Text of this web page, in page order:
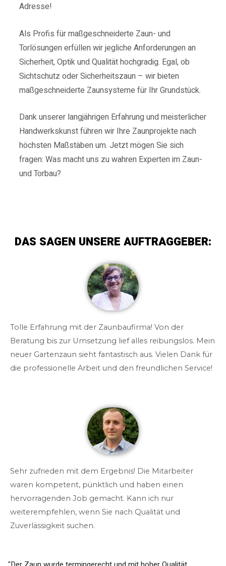
Adresse!
Als Profis für maßgeschneiderte Zaun- und
Torlösungen erfüllen wir jegliche Anforderungen an
Sicherheit, Optik und Qualität hochgradig. Egal, ob
Sichtschutz oder Sicherheitszaun – wir bieten
maßgeschneiderte Zaunsysteme für Ihr Grundstück.
Dank unserer langjährigen Erfahrung und meisterlicher
Handwerkskunst führen wir Ihre Zaunprojekte nach
höchsten Maßstäben um. Jetzt mögen Sie sich
fragen: Was macht uns zu wahren Experten im Zaun-
und Torbau?
DAS SAGEN UNSERE AUFTRAGGEBER:
Tolle Erfahrung mit der Zaunbaufirma! Von der
Beratung bis zur Umsetzung lief alles reibungslos. Mein
neuer Gartenzaun sieht fantastisch aus. Vielen Dank für
die professionelle Arbeit und den freundlichen Service!
Sehr zufrieden mit dem Ergebnis! Die Mitarbeiter
waren kompetent, pünktlich und haben einen
hervorragenden Job gemacht. Kann ich nur
weiterempfehlen, wenn Sie nach Qualität und
Zuverlässigkeit suchen.